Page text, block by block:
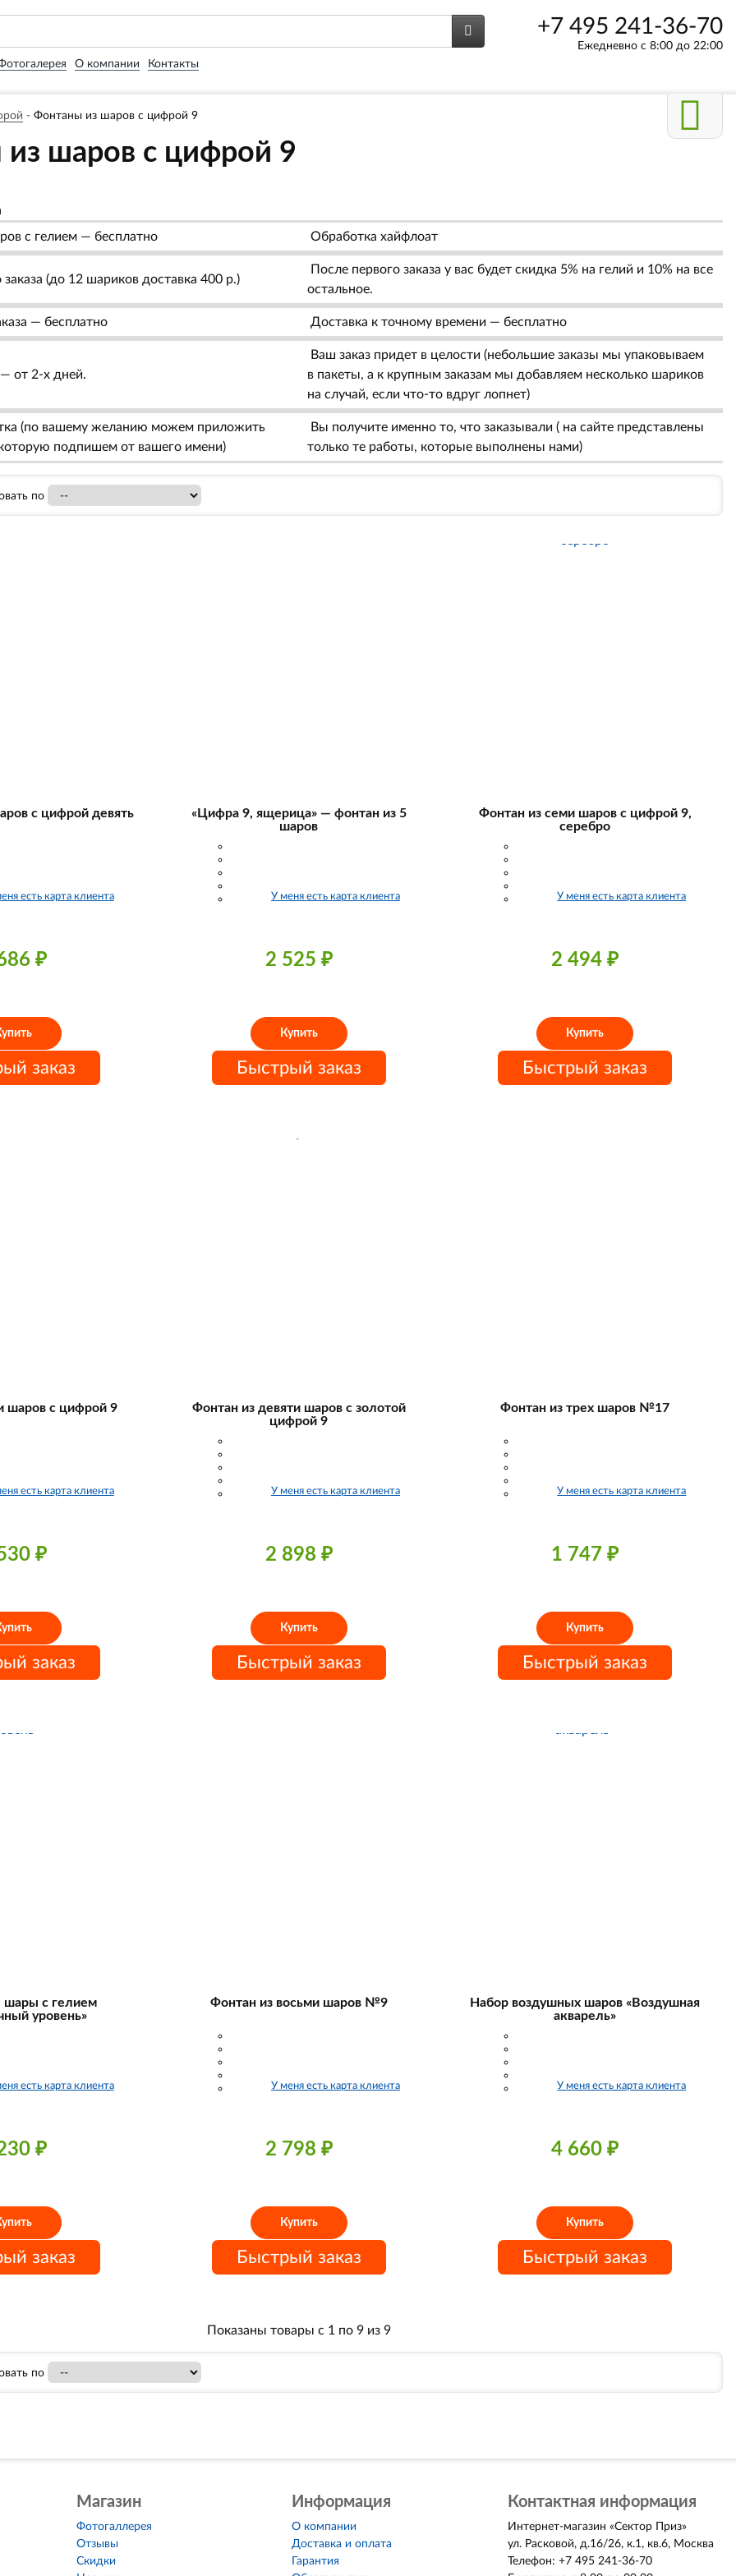
О компании Контакты
+7 495 241-36-70
Ежедневно с 8:00 до 22:00
- Фонтаны из шаров с цифрой 9
шаров с цифрой 9
с гелием — бесплатно
Обработка хайфлоат
(до 12 шариков доставка 400 р.)
После первого заказа у вас будет скидка 5% на гелий и 10% на все
остальное.
— бесплатно Доставка к точному времени — бесплатно
— от 2-х дней.
Ваш заказ придет в целости (небольшие заказы мы упаковываем
в пакеты, а к крупным заказам мы добавляем несколько шариков
на случай, если что-то вдруг лопнет)
(по вашему желанию можем приложить
которую подпишем от вашего имени)
Вы получите именно то, что заказывали ( на сайте представлены
только те работы, которые выполнены нами)
по
с цифрой девять
есть карта клиента
₽
заказ
«Цифра 9, ящерица» — фонтан из 5
шаров
У меня есть карта клиента
2 525 ₽
Купить
Быстрый заказ
Фонтан из семи шаров с цифрой 9,
серебро
У меня есть карта клиента
2 494₽
Купить
Быстрый заказ
шаров с цифрой 9
есть карта клиента
₽
заказ
Фонтан из девяти шаров с золотой
цифрой 9
У меня есть карта клиента
2 898 ₽
Купить
Быстрый заказ
Фонтан из трех шаров №17
У меня есть карта клиента
1 747₽
Купить
Быстрый заказ
шары с гелием
уровень»
есть карта клиента
₽
заказ
Фонтан из восьми шаров №9
У меня есть карта клиента
2 798 ₽
Купить
Быстрый заказ
Набор воздушных шаров «Воздушная
акварель»
У меня есть карта клиента
4 660₽
Купить
Быстрый заказ
Показаны товары с 1 по 9 из 9
по
Магазин
Фотогаллерея
Отзывы
Скидки
Информация
О компании
Доставка и оплата
Гарантия
Контактная информация
Интернет-магазин «Сектор Приз»
ул. Расковой, д.16/26, к.1, кв.6, Москва
Телефон: +7 495 241-36-70